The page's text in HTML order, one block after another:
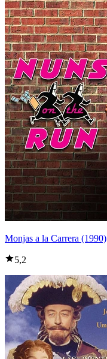
Monjas a la Carrera (1990)
5,2